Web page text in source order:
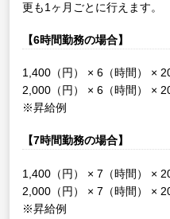
更も1ヶ月ごとに行えます。
【6時間勤務の場合】
1,400（円） × 6（時間） ×
2,000（円） × 6（時間） ×
※昇給例
【7時間勤務の場合】
1,400（円） × 7（時間） ×
2,000（円） × 7（時間） ×
※昇給例